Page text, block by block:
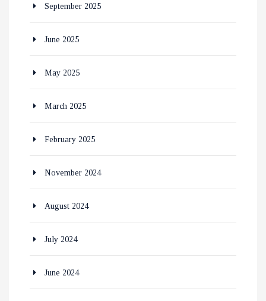
September 2025
June 2025
May 2025
March 2025
February 2025
November 2024
August 2024
July 2024
June 2024